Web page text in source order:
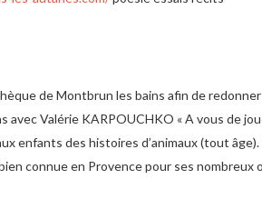
de Montbrun les bains afin de
avec Valérie KARPOUCHKO « A vous de
enfants des histoires d’animaux (tout âge).
connue en Provence pour ses